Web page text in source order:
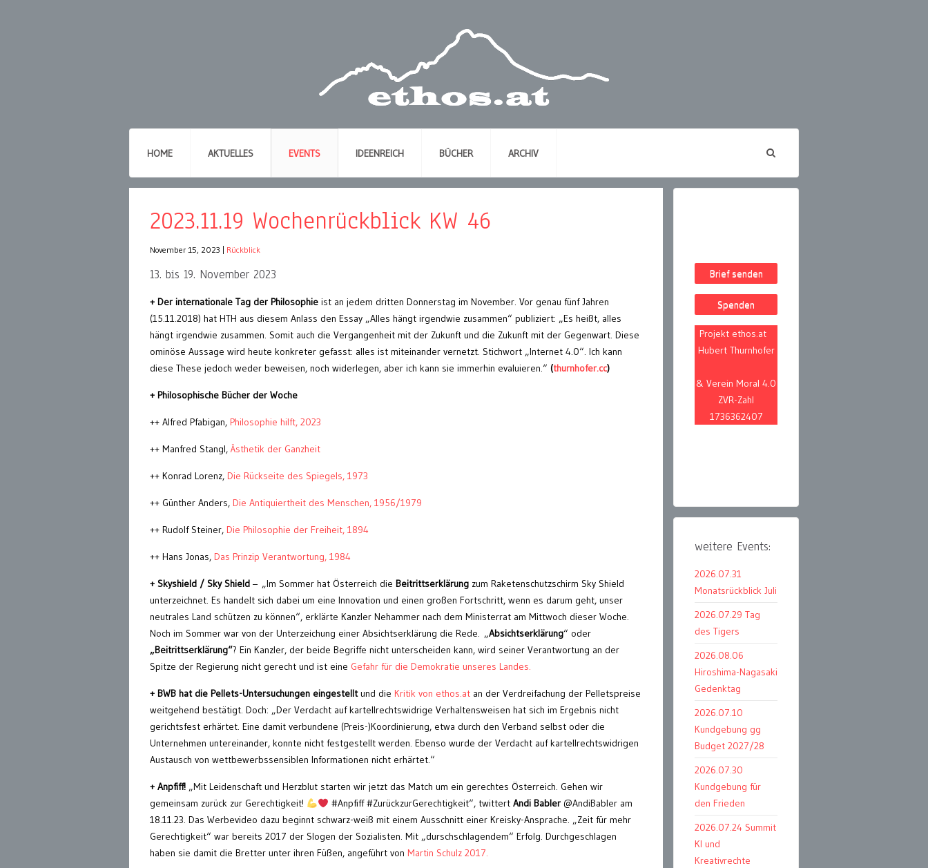
HOME AKTUELLES EVENTS IDEENREICH BÜCHER ARCHIV
2023.11.19 Wochenrückblick KW 46
November 15, 2023 Rückblick
13. bis 19. November 2023
+ Der internationale Tag der Philosophie ist an jedem dritten Donnerstag im November. Vor genau fünf Jahren
(15.11.2018) hat HTH aus diesem Anlass den Essay „Alles hängt irgendwie zusammen“ publiziert: „Es heißt, alles
hängt irgendwie zusammen. Somit auch die Vergangenheit mit der Zukunft und die Zukunft mit der Gegenwart. Diese
ominöse Aussage wird heute konkreter gefasst: alles ist miteinander vernetzt. Stichwort „Internet 4.0“. Ich kann
diese These jedoch weder beweisen, noch widerlegen, aber ich kann sie immerhin evaluieren.“ (thurnhofer.cc)
+ Philosophische Bücher der Woche
++ Alfred Pfabigan, Philosophie hilft, 2023
++ Manfred Stangl, Ästhetik der Ganzheit
++ Konrad Lorenz, Die Rückseite des Spiegels, 1973
++ Günther Anders, Die Antiquiertheit des Menschen, 1956/1979
++ Rudolf Steiner, Die Philosophie der Freiheit, 1894
++ Hans Jonas, Das Prinzip Verantwortung, 1984
+ Skyshield / Sky Shield – „Im Sommer hat Österreich die Beitrittserklärung zum Raketenschutzschirm Sky Shield
unterzeichnet. Es handelt sich dabei um eine Innovation und einen großen Fortschritt, wenn es darum geht, unser
neutrales Land schützen zu können“, erklärte Kanzler Nehammer nach dem Ministerrat am Mittwoch dieser Woche.
Noch im Sommer war von der Unterzeichung einer Absichtserklärung die Rede. „Absichtserklärung“ oder
„Beitrittserklärung“? Ein Kanzler, der beide Begriffe nicht unterscheiden kann, wird seiner Verantwortung an der
Spitze der Regierung nicht gerecht und ist eine Gefahr für die Demokratie unseres Landes.
+ BWB hat die Pellets-Untersuchungen eingestelltund die Kritik von ethos.at an der Verdreifachung der Pelletspreise
weitgehend bestätigt. Doch: „Der Verdacht auf kartellrechtswidrige Verhaltensweisen hat sich im Ergebnis nicht
gerichtsfest erhärtet. Eine damit verbundene (Preis-)Koordinierung, etwa durch den Verband selbst oder die
Unternehmen untereinander, konnte nicht festgestellt werden. Ebenso wurde der Verdacht auf kartellrechtswidrigen
Austausch von wettbewerbssensiblen Informationen nicht erhärtet.“
+ Anpfiff! „Mit Leidenschaft und Herzblut starten wir jetzt das Match um ein gerechtes Österreich. Gehen wir
gemeinsam zurück zur Gerechtigkeit!
#Anpfiff #ZurückzurGerechtigkeit“, twittert Andi Babler@AndiBabler am
18.11.23. Das Werbevideo dazu beginnt schwarz-weiß mit einem Ausschnitt einer Kreisky-Ansprache. „Zeit für mehr
Gerechtigkeit“ war bereits 2017 der Slogen der Sozialisten. Mit „durschschlagendem“ Erfolg. Durchgeschlagen
haben sie damit die Bretter unter ihren Füßen, angeführt von Martin Schulz 2017.
Brief senden
Spenden
Projekt ethos.at
Hubert Thurnhofer
& Verein Moral 4.0
ZVR-Zahl
1736362407
weitere Events:
2026.07.31
Monatsrückblick Juli
2026.07.29 Tag
des Tigers
2026.08.06
Hiroshima-Nagasaki
Gedenktag
2026.07.10
Kundgebung gg
Budget 2027/28
2026.07.30
Kundgebung für
den Frieden
2026.07.24 Summit
KI und
Kreativrechte